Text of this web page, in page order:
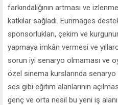
farkındalığının artması ve
katkılar sağladı. Eurimages
sponsorlukları, çekim ve
yapmaya imkân vermesi ve
sorun iyi senaryo olmaması ve
özel sinema kurslarında
ses gibi eğitim alanlarının
genç ve orta nesil bu yeni iş